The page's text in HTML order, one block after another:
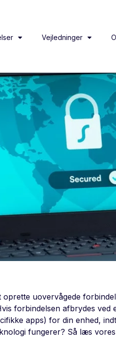
Vejledninger
uovervågede
forbindelsen afbrydes ved
apps) for din enhed,
fungerer? Så læs vores